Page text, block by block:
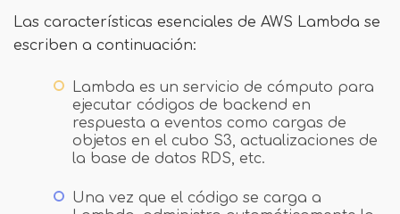
Las características esenciales de AWS Lambda se
escriben a continuación:
Lambda es un servicio de cómputo para
ejecutar códigos de backend en
respuesta a eventos como cargas de
objetos en el cubo S3, actualizaciones de
la base de datos RDS, etc.
Una vez que el código se carga a